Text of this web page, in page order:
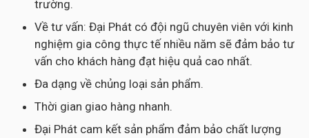
trường.
Về tư vấn: Đại Phát có đội ngũ chuyên viên với kinh
nghiệm gia công thực tế nhiều năm sẽ đảm bảo tư
vấn cho khách hàng đạt hiệu quả cao nhất.
Đa dạng về chủng loại sản phẩm.
Thời gian giao hàng nhanh.
Đại Phát cam kết sản phẩm đảm bảo chất lượng